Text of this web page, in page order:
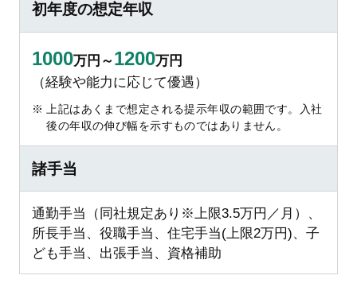
初年度の想定年収
1000万円～ 1200万円
（経験や能力に応じて優遇）
上記はあくまで想定される提示年収の範囲です。入社
後の年収の伸び幅を示すものではありません。
諸手当
通勤手当（同社規定あり※上限3.5万円／月）、
所長手当、役職手当、住宅手当(上限2万円)、子
ども手当、出張手当、資格補助